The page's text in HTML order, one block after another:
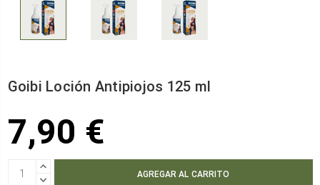
Goibi Loción Antipiojos 125 ml
7,90 €
AUMENTAR
CANTIDAD:
DISMINUIR